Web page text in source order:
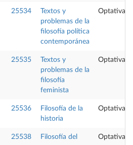
25534
Textos y
problemas de la
filosofía política
contemporánea
Optativa
25535
Textos y
problemas de la
filosofía
feminista
Optativa
25536
Filosofía de la
historia
Optativa
25538
Filosofía del
Optativa